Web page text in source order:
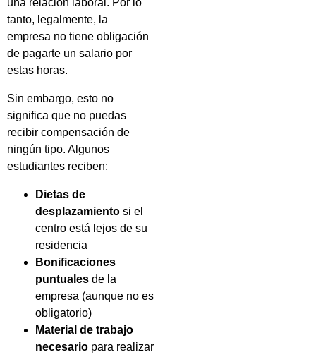
una relación laboral. Por lo
tanto, legalmente, la
empresa no tiene obligación
de pagarte un salario por
estas horas.
Sin embargo, esto no
significa que no puedas
recibir compensación de
ningún tipo. Algunos
estudiantes reciben:
Dietas de
desplazamiento si el
centro está lejos de su
residencia
Bonificaciones
puntuales de la
empresa (aunque no es
obligatorio)
Material de trabajo
necesario para realizar